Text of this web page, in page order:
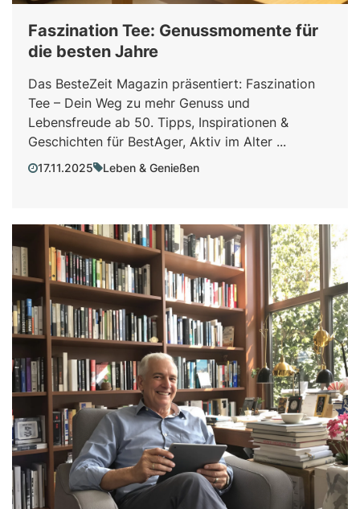
Faszination Tee: Genussmomente für
die besten Jahre
Das BesteZeit Magazin präsentiert: Faszination
Tee – Dein Weg zu mehr Genuss und
Lebensfreude ab 50. Tipps, Inspirationen &
Geschichten für BestAger, Aktiv im Alter ...
17.11.2025 Leben & Genießen